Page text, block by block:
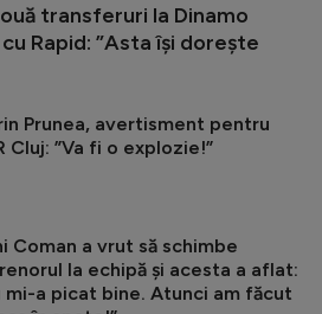
transferuri la Dinamo
Rapid: ”Asta își dorește
Prunea, avertisment pentru
Cluj: ”Va fi o explozie!”
Coman a vrut să schimbe
la echipă și acesta a aflat:
mi-a picat bine. Atunci am făcut